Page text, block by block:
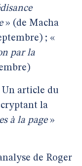
» (de Macha
; «
par la
Un article du
la
à la page»
de Roger